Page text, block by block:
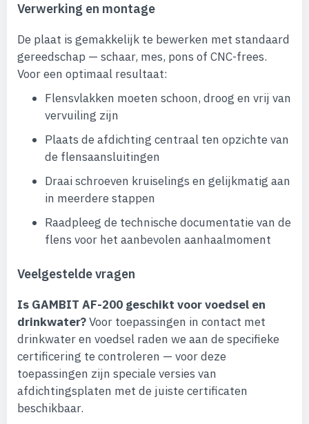
Verwerking en montage
De plaat is gemakkelijk te bewerken met standaard
gereedschap — schaar, mes, pons of CNC-frees.
Voor een optimaal resultaat:
Flensvlakken moeten schoon, droog en vrij van
vervuiling zijn
Plaats de afdichting centraal ten opzichte van
de flensaansluitingen
Draai schroeven kruiselings en gelijkmatig aan
in meerdere stappen
Raadpleeg de technische documentatie van de
flens voor het aanbevolen aanhaalmoment
Veelgestelde vragen
Is GAMBIT AF-200 geschikt voor voedsel en
drinkwater?Voor toepassingen in contact met
drinkwater en voedsel raden we aan de specifieke
certificering te controleren — voor deze
toepassingen zijn speciale versies van
afdichtingsplaten met de juiste certificaten
beschikbaar.